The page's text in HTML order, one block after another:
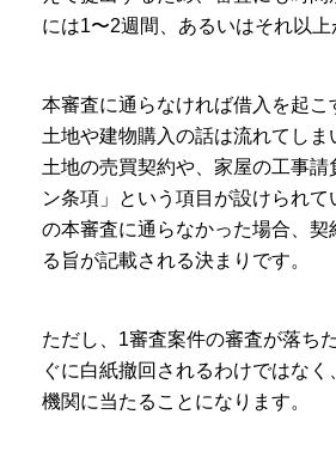
には1〜2週間、あるいはそれ以上
本審査に通らなければ借入を起こ
土地や建物購入の話は流れてしま
土地の売買契約や、家屋の工事請
ン条項」という項目が設けられて
の本審査に通らなかった場合、契
る旨が記載される決まりです。
ただし、1審査案件の審査が落ち
ぐに白紙撤回されるわけではなく
機関に当たることになります。